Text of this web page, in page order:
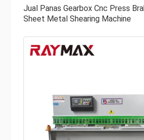
operasi manual bersama dengan pedal
Peralatan yang lebih canggih dapat
manual. Pastikan mesin geser hidrolik
mana sebelum Anda membeli.
Mesin geser hidrolik cepat dan akurat
untuk memotong banyak logam di
Sistem hidraulik geser pelat
Jual Panas Gearbox Cnc Press
Sheet Metal Shearing Machine